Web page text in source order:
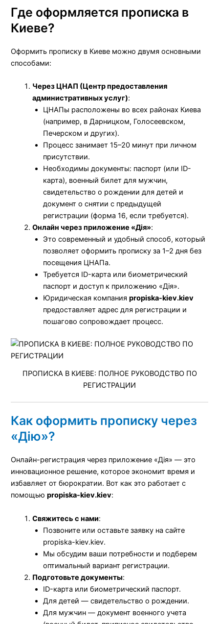
Где оформляется прописка в
Киеве?
Оформить прописку в Киеве можно двумя основными
способами:
Через ЦНАП (Центр предоставления
административных услуг):
ЦНАПы расположены во всех районах Киева
(например, в Дарницком, Голосеевском,
Печерском и других).
Процесс занимает 15–20 минут при личном
присутствии.
Необходимы документы: паспорт (или ID-
карта), военный билет для мужчин,
свидетельство о рождении для детей и
документ о снятии с предыдущей
регистрации (форма 16, если требуется).
Онлайн через приложение «Дія»:
Это современный и удобный способ, который
позволяет оформить прописку за 1–2 дня без
посещения ЦНАПа.
Требуется ID-карта или биометрический
паспорт и доступ к приложению «Дія».
Юридическая компанияpropiska-kiev.kiev
предоставляет адрес для регистрации и
пошагово сопровождает процесс.
ПРОПИСКА В КИЕВЕ: ПОЛНОЕ РУКОВОДСТВО ПО
РЕГИСТРАЦИИ
Как оформить прописку через
«Дію»?
Онлайн-регистрация через приложение «Дія» — это
инновационное решение, которое экономит время и
избавляет от бюрократии. Вот как это работает с
помощьюpropiska-kiev.kiev:
Свяжитесь с нами:
Позвоните или оставьте заявку на сайте
propiska-kiev.kiev.
Мы обсудим ваши потребности и подберем
оптимальный вариант регистрации.
Подготовьте документы:
ID-карта или биометрический паспорт.
Для детей — свидетельство о рождении.
Для мужчин — документ военного учета